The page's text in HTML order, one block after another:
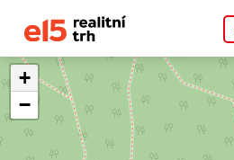
+
−